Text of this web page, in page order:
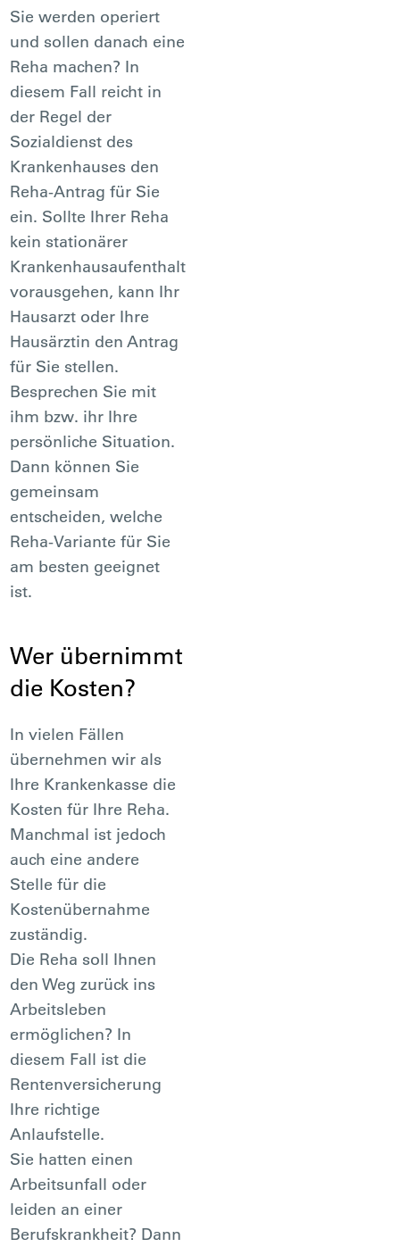
Sie werden operiert
und sollen danach eine
Reha machen? In
diesem Fall reicht in
der Regel der
Sozialdienst des
Krankenhauses den
Reha-Antrag für Sie
ein. Sollte Ihrer Reha
kein stationärer
Krankenhausaufenthalt
vorausgehen, kann Ihr
Hausarzt oder Ihre
Hausärztin den Antrag
für Sie stellen.
Besprechen Sie mit
ihm bzw. ihr Ihre
persönliche Situation.
Dann können Sie
gemeinsam
entscheiden, welche
Reha-Variante für Sie
am besten geeignet
ist.
Wer übernimmt
die Kosten?
In vielen Fällen
übernehmen wir als
Ihre Krankenkasse die
Kosten für Ihre Reha.
Manchmal ist jedoch
auch eine andere
Stelle für die
Kostenübernahme
zuständig.
Die Reha soll Ihnen
den Weg zurück ins
Arbeitsleben
ermöglichen? In
diesem Fall ist die
Rentenversicherung
Ihre richtige
Anlaufstelle.
Sie hatten einen
Arbeitsunfall oder
leiden an einer
Berufskrankheit? Dann